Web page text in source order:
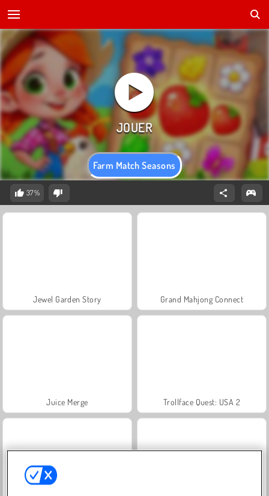
Farm Match Seasons
37%
Jewel Garden Story Grand Mahjong Connect
Juice Merge Trollface Quest: USA 2